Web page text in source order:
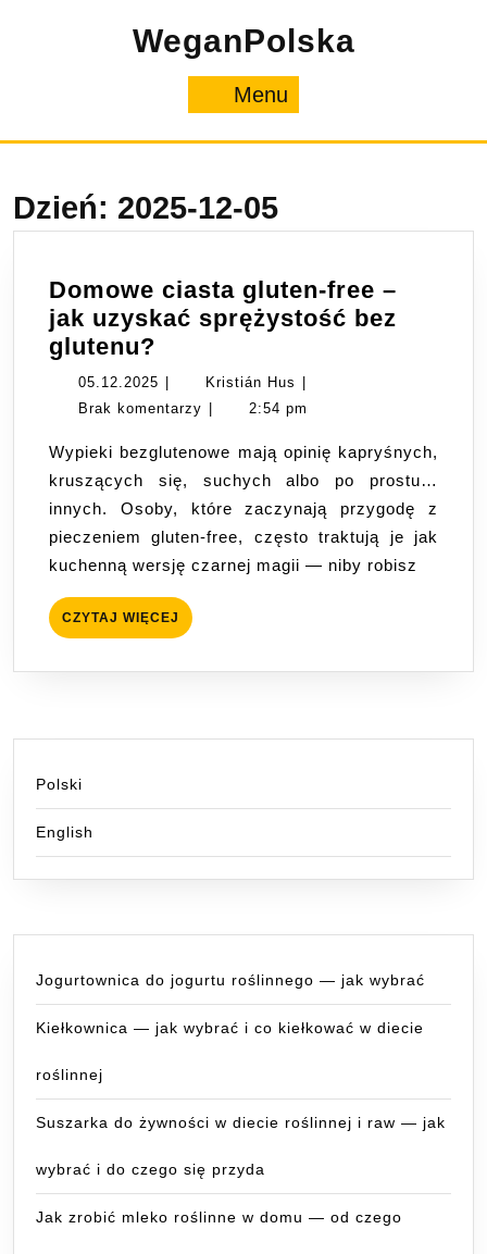
WeganPolska
Menu
Dzień: 2025-12-05
Domowe ciasta gluten-free –
jak uzyskać sprężystość bez
glutenu?
ciasta
gluten-
–
jak
uzyskać
sprężystość
bez
glutenu?
05.12.2025 05.12.2025Kristián Hus Kristián
Hus
Brak komentarzy
2:54 pm
Wypieki bezglutenowe mają opinię kapryśnych,
kruszących się, suchych albo po prostu…
innych. Osoby, które zaczynają przygodę z
pieczeniem gluten-free, często traktują je jak
kuchenną wersję czarnej magii — niby robisz
CZYTAJ WIĘCEJ CZYTAJ
WIĘCEJ
Polski
English
Jogurtownica do jogurtu roślinnego — jak wybrać
Kiełkownica — jak wybrać i co kiełkować w diecie
roślinnej
Suszarka do żywności w diecie roślinnej i raw — jak
wybrać i do czego się przyda
Jak zrobić mleko roślinne w domu — od czego